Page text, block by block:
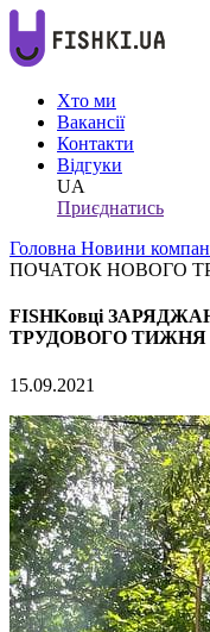
Хто ми
Вакансії
Контакти
Відгуки
UA
Приєднатись
Головна Новини
ПОЧАТОК НОВОГО
FISHKовці
ТРУДОВОГО ТИЖНЯ
15.09.2021